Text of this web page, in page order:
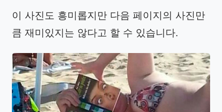
이 사진도 흥미롭지만 다음 페이지의 사진만
큼 재미있지는 않다고 할 수 있습니다.